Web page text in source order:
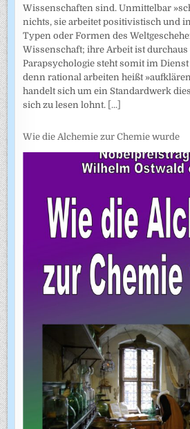
Wissenschaften sind. Unmittelbar
nichts, sie arbeitet positivistisch und
Typen oder Formen des
Wissenschaft; ihre Arbeit ist durchaus
Parapsychologie steht somit im
denn rational arbeiten heißt
handelt sich um ein Standardwerk
sich zu lesen lohnt. [...]
Wie die Alchemie zur Chemie wurde